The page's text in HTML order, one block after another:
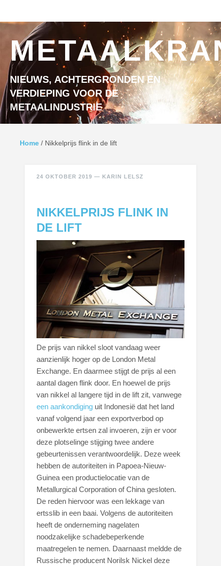
NIEUWS, ACHTERGRONDEN EN
VERDIEPING VOOR DE
METAALINDUSTRIE
Home / Nikkelprijs flink in de lift
24 OKTOBER 2019 — KARIN LELSZ
NIKKELPRIJS FLINK IN
DE LIFT
De prijs van nikkel sloot vandaag weer
aanzienlijk hoger op de London Metal
Exchange. En daarmee stijgt de prijs al een
aantal dagen flink door. En hoewel de prijs
van nikkel al langere tijd in de lift zit, vanwege
een aankondiging uit Indonesië dat het land
vanaf volgend jaar een exportverbod op
onbewerkte ertsen zal invoeren, zijn er voor
deze plotselinge stijging twee andere
gebeurtenissen verantwoordelijk. Deze week
hebben de autoriteiten in Papoea-Nieuw-
Guinea een productielocatie van de
Metallurgical Corporation of China gesloten.
De reden hiervoor was een lekkage van
ertsslib in een baai. Volgens de autoriteiten
heeft de onderneming nagelaten
noodzakelijke schadebeperkende
maatregelen te nemen. Daarnaast meldde de
Russische producent Norilsk Nickel deze